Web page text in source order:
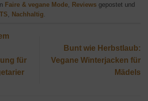
Faire & vegane Mode Reviews gepostet und
Nachhaltig
für
Bunt wie Herbstlaub:
Vegane Winterjacken für
Mädels